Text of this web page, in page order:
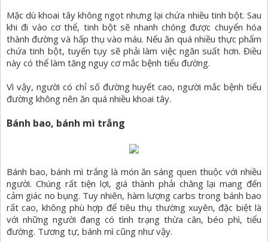
Mặc dù khoai tây không ngọt nhưng lại chứa nhiều tinh bột. Sau
khi đi vào cơ thể, tinh bột sẽ nhanh chóng được chuyển hóa
thành đường và hấp thụ vào máu. Nếu ăn quá nhiều thực phẩm
chứa tinh bột, tuyến tụy sẽ phải làm việc ngăn suất hơn. Điều
này có thể làm tăng nguy cơ mắc bệnh tiểu đường.
Vì vậy, người có chỉ số đường huyết cao, người mắc bệnh tiểu
đường không nên ăn quá nhiều khoai tây.
Bánh bao, bánh mì trắng
Bánh bao, bánh mì trắng là món ăn sáng quen thuộc với nhiều
người. Chúng rất tiện lợi, giá thành phải chăng lại mang đến
cảm giác no bụng. Tuy nhiên, hàm lượng carbs trong bánh bao
rất cao, không phù hợp để tiêu thụ thường xuyên, đặc biệt là
với những người đang có tình trạng thừa cân, béo phì, tiểu
đường. Tương tự, bánh mì cũng như vậy.